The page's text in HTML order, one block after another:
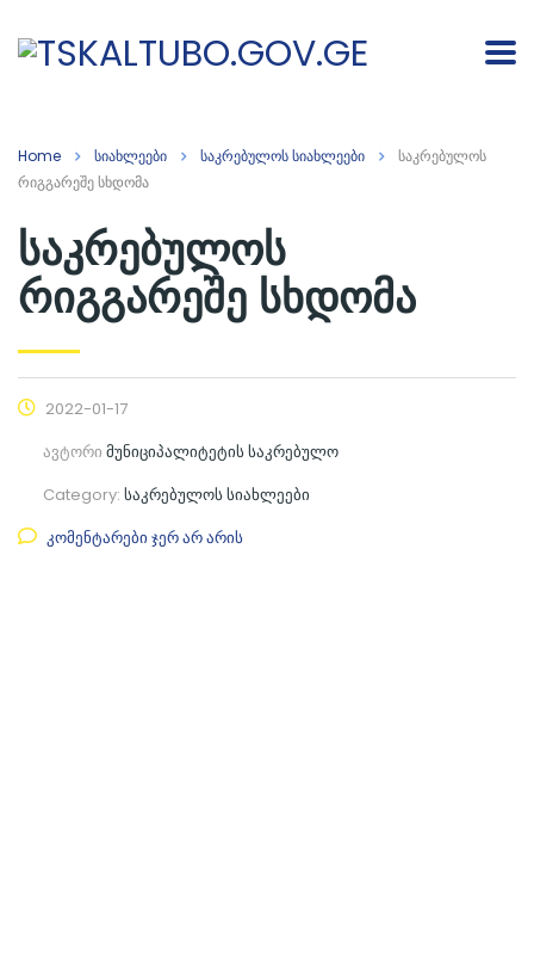
Home სიახლეები საკრებულოს სიახლეები
საკრებულოს
რიგგარეშე სხდომა
საკრებულოს
რიგგარეშე სხდომა
2022-01-17
ავტორი მუნიციპალიტეტის საკრებულო
Category: საკრებულოს სიახლეები
კომენტარები ჯერ არ არის